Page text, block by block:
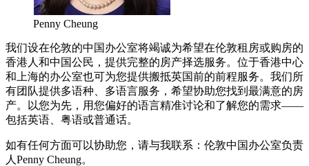
Penny Cheung
我们设在伦敦的中国办公室将竭诚为希望在伦敦租房或购房的
香港人和中国公民，提供完整的房产择选服务。位于香港中心
和上海的办公室也可为您提供搬抵英国前的前程服务。我们所
有团队提供多语种、多语言服务，希望协助您找到最满意的房
产。以您为先，用您偏好的语言精准讨论和了解您的需求——
包括英语、粤语或普通话。
如有任何方面可以协助您，请与我联系：伦敦中国办公室负责
人Penny Cheung。